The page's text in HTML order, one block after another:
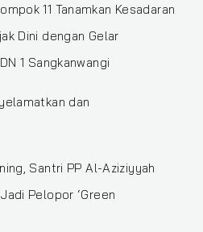
11 Tanamkan Kesadaran
Dini dengan Gelar
1 Sangkanwangi
dan
Santri PP Al-Aziziyyah
Pelopor ‘Green